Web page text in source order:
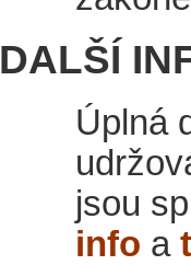
DALŠÍ
Úplná
jsou
info a